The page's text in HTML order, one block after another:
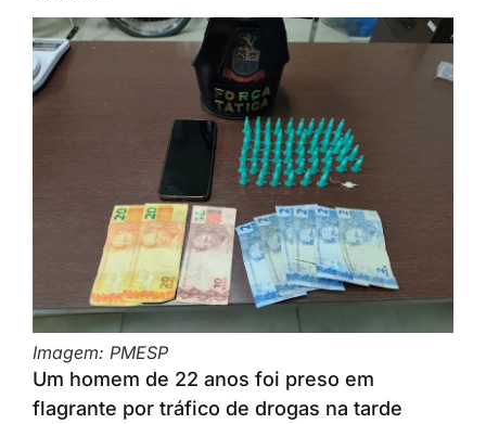
Imagem: PMESP
Um homem de 22 anos foi preso em
flagrante por tráfico de drogas na tarde